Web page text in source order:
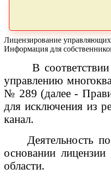
Лицензирование
Информация для
В
управлению
№ 289 (далее -
для исключения из
канал.
Деятельность
основании
области.